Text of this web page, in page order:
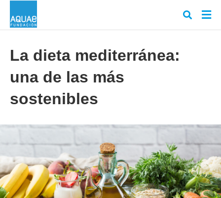
La dieta mediterránea:
una de las más
sostenibles